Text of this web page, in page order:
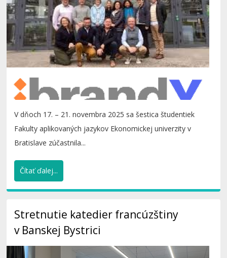
V dňoch 17. – 21. novembra 2025 sa šestica študentiek
Fakulty aplikovaných jazykov Ekonomickej univerzity v
Bratislave zúčastnila...
Čítať ďalej...
Stretnutie katedier francúzštiny
v Banskej Bystrici